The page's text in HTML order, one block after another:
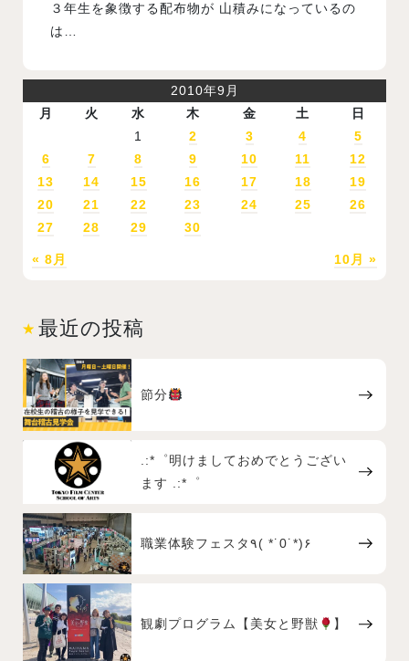
３年生を象徴する配布物が 山積みになっているの
は…
2010年9月
月
火 水 木 金 土 日
« 8月 10月 »
1 2 3 4
5
6
7 8 9 10 11
12
13
14 15 16 17 18
19
20
21 22 23 24 25
26
27
28 29 30
最近の投稿
節分
.:*゜明けましておめでとうござい
ます .:*゜
職業体験フェスタ٩( *˙0˙*)۶
観劇プログラム【美女と野獣 】